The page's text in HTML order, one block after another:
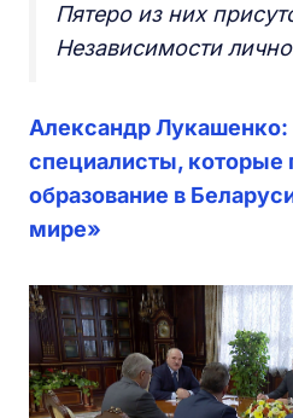
Пятеро из них
Независимости
Александр
специалисты, которые
образование в
мире»